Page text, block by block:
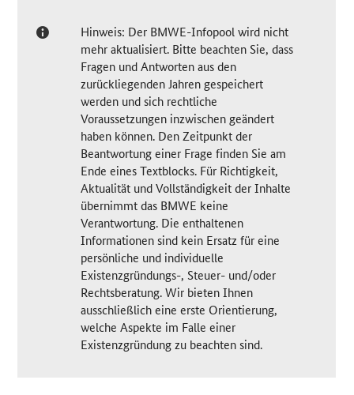
Hinweis: Der BMWE-Infopool wird nicht
mehr aktualisiert. Bitte beachten Sie, dass
Fragen und Antworten aus den
zurückliegenden Jahren gespeichert
werden und sich rechtliche
Voraussetzungen inzwischen geändert
haben können. Den Zeitpunkt der
Beantwortung einer Frage finden Sie am
Ende eines Textblocks. Für Richtigkeit,
Aktualität und Vollständigkeit der Inhalte
übernimmt das BMWE keine
Verantwortung. Die enthaltenen
Informationen sind kein Ersatz für eine
persönliche und individuelle
Existenzgründungs-, Steuer- und/oder
Rechtsberatung. Wir bieten Ihnen
ausschließlich eine erste Orientierung,
welche Aspekte im Falle einer
Existenzgründung zu beachten sind.